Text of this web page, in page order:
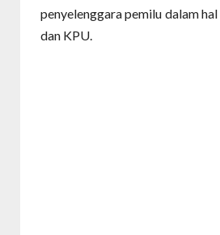
penyelenggara pemilu dalam
dan KPU.